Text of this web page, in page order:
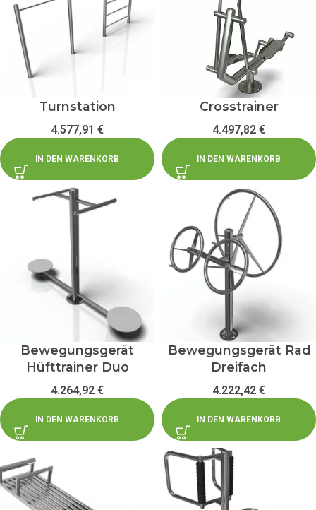
Turnstation
4.577,91 €
IN DEN WARENKORB
Crosstrainer
4.497,82 €
IN DEN WARENKORB
Bewegungsgerät
Hüfttrainer Duo
4.264,92 €
IN DEN WARENKORB
Bewegungsgerät Rad
Dreifach
4.222,42 €
IN DEN WARENKORB